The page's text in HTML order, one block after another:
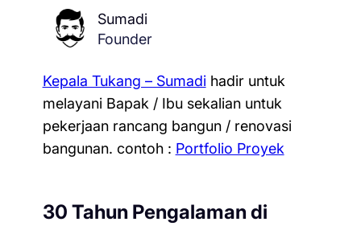
Sumadi
Founder
Kepala Tukang – Sumadihadir untuk
melayani Bapak / Ibu sekalian untuk
pekerjaan rancang bangun / renovasi
bangunan. contoh : Portfolio Proyek
30 Tahun Pengalaman di